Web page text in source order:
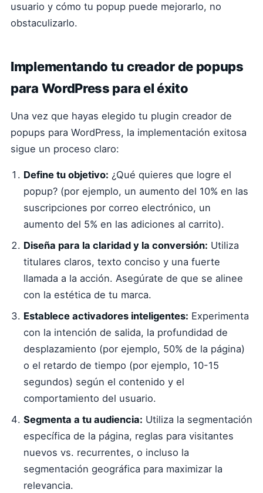
usuario y cómo tu popup puede mejorarlo, no
obstaculizarlo.
Implementando tu creador de popups
para WordPress para el éxito
Una vez que hayas elegido tu plugin creador de
popups para WordPress, la implementación exitosa
sigue un proceso claro:
Define tu objetivo: ¿Qué quieres que logre el
popup? (por ejemplo, un aumento del 10% en las
suscripciones por correo electrónico, un
aumento del 5% en las adiciones al carrito).
Diseña para la claridad y la conversión: Utiliza
titulares claros, texto conciso y una fuerte
llamada a la acción. Asegúrate de que se alinee
con la estética de tu marca.
Establece activadores inteligentes: Experimenta
con la intención de salida, la profundidad de
desplazamiento (por ejemplo, 50% de la página)
o el retardo de tiempo (por ejemplo, 10-15
segundos) según el contenido y el
comportamiento del usuario.
Segmenta a tu audiencia: Utiliza la segmentación
específica de la página, reglas para visitantes
nuevos vs. recurrentes, o incluso la
segmentación geográfica para maximizar la
relevancia.